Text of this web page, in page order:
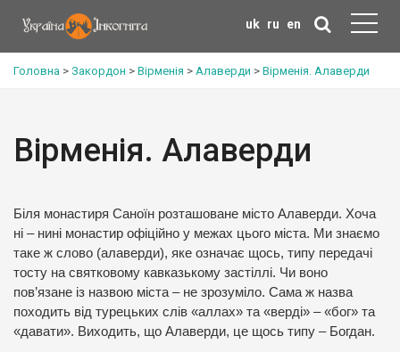
uk ru en
Головна > Закордон > Вірменія > Алаверди > Вірменія. Алаверди
Вірменія. Алаверди
Біля монастиря Саноїн розташоване місто Алаверди. Хоча
ні – нині монастир офіційно у межах цього міста. Ми знаємо
таке ж слово (алаверди), яке означає щось, типу передачі
тосту на святковому кавказькому застіллі. Чи воно
пов’язане із назвою міста – не зрозуміло. Сама ж назва
походить від турецьких слів «аллах» та «верді» – «бог» та
«давати». Виходить, що Алаверди, це щось типу – Богдан.